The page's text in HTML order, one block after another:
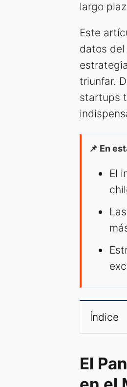
largo
Este
datos
triunfar.
startups
📌 En
El
Índice
El